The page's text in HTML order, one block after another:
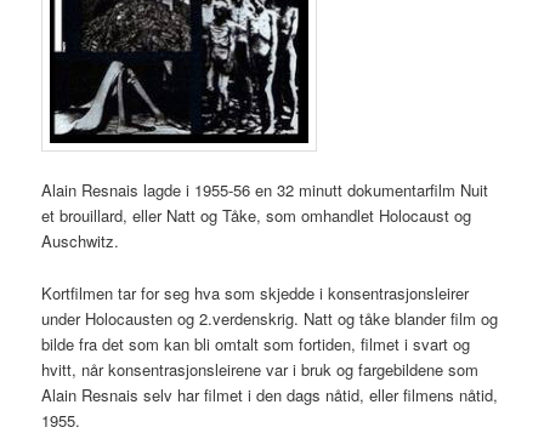
Alain Resnais lagde i 1955-56 en 32 minutt dokumentarfilm Nuit
et brouillard, eller Natt og Tåke, som omhandlet Holocaust og
Auschwitz.
Kortfilmen tar for seg hva som skjedde i konsentrasjonsleirer
under Holocausten og 2.verdenskrig. Natt og tåke blander film og
bilde fra det som kan bli omtalt som fortiden, filmet i svart og
hvitt, når konsentrasjonsleirene var i bruk og fargebildene som
Alain Resnais selv har filmet i den dags nåtid, eller filmens nåtid,
1955.